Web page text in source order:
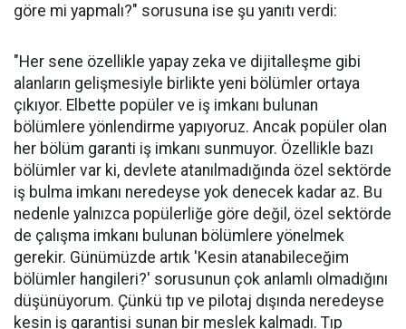
göre mi yapmalı?" sorusuna ise şu yanıtı verdi:
"Her sene özellikle yapay zeka ve dijitalleşme gibi
alanların gelişmesiyle birlikte yeni bölümler ortaya
çıkıyor. Elbette popüler ve iş imkanı bulunan
bölümlere yönlendirme yapıyoruz. Ancak popüler olan
her bölüm garanti iş imkanı sunmuyor. Özellikle bazı
bölümler var ki, devlete atanılmadığında özel sektörde
iş bulma imkanı neredeyse yok denecek kadar az. Bu
nedenle yalnızca popülerliğe göre değil, özel sektörde
de çalışma imkanı bulunan bölümlere yönelmek
gerekir. Günümüzde artık 'Kesin atanabileceğim
bölümler hangileri?' sorusunun çok anlamlı olmadığını
düşünüyorum. Çünkü tıp ve pilotaj dışında neredeyse
kesin iş garantisi sunan bir meslek kalmadı. Tıp